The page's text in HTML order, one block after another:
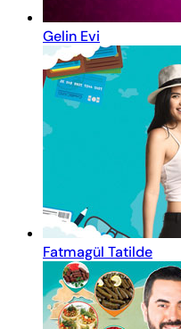
Gelin Evi
Fatmagül Tatilde